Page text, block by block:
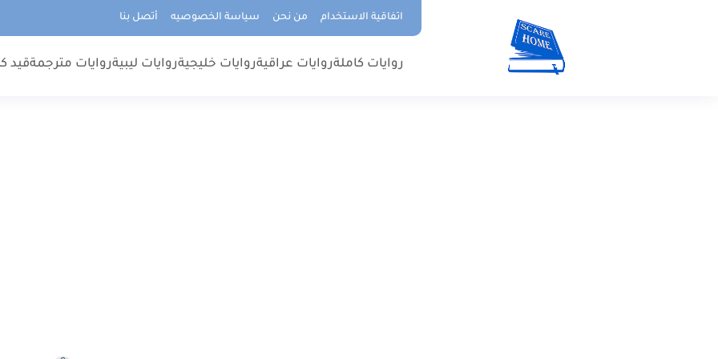
اتفاقية الاستخدام من نحن سياسة الخصوصيه أتصل بنا
روايات كاملةروايات عراقيةروايات خليجيةروايات ليبيةروايات مترجمةقيد